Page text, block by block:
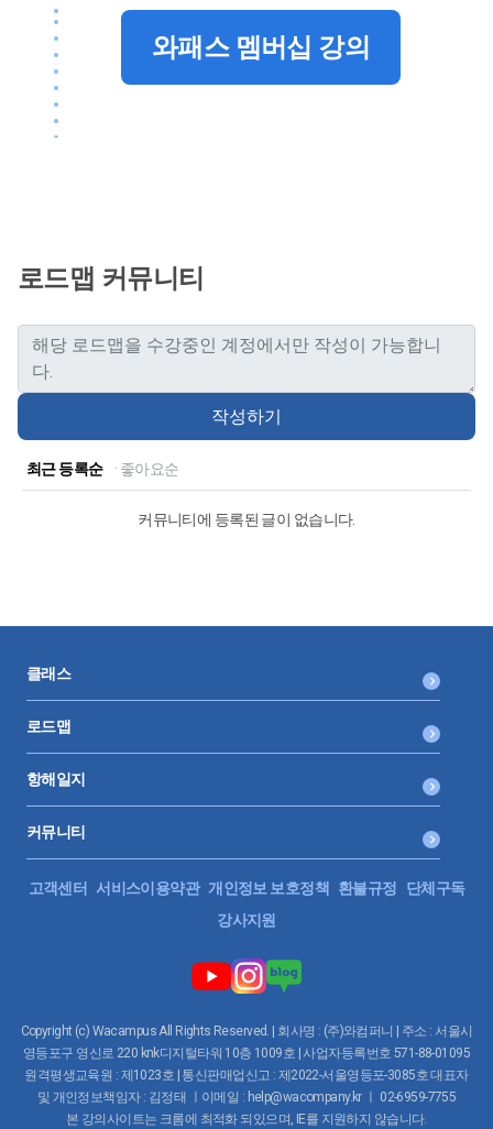
와패스 멤버십 강의
로드맵 커뮤니티
작성하기
최근 등록순 · 좋아요순
커뮤니티에 등록된 글이 없습니다.
클래스
로드맵
항해일지
커뮤니티
고객센터 서비스이용약관 개인정보 보호정책 환불규정
단체구독
강사지원
Copyright (c) Wacampus All Rights Reserved. | 회사명 : (주)와컴퍼니 | 주소 : 서울시
영등포구 영신로 220 knk디지털타워 10층 1009호 | 사업자등록번호 571-88-01095
원격평생교육원 : 제1023호 | 통신판매업신고 : 제2022-서울영등포-3085호 대표자
및 개인정보책임자 : 김정태 ㅣ이메일 : help@wacompany.kr ㅣ 02-6959-7755
본 강의사이트는 크롬에 최적화 되있으며, IE를 지원하지 않습니다.